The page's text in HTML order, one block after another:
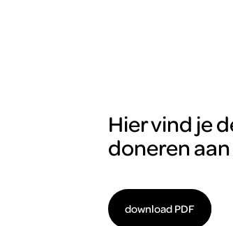
Hier vind je
doneren aan
download PDF